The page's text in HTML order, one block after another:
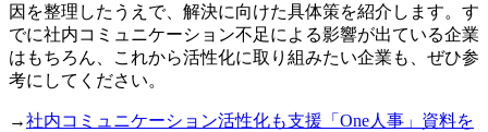
因を整理したうえで、解決に向けた具体策を紹介します。す
でに社内コミュニケーション不足による影響が出ている企業
はもちろん、これから活性化に取り組みたい企業も、ぜひ参
考にしてください。
→社内コミュニケーション活性化も支援「One人事」資料を